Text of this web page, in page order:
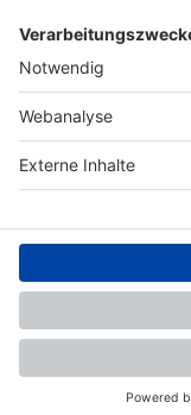
Nutzungsbedingungen